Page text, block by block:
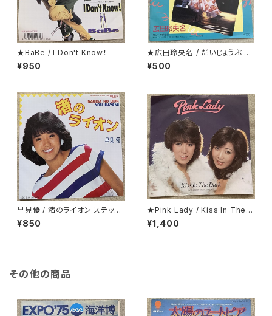
★BaBe / I Don't Know！
¥950
★広田玲央名 / だいじょうぶ マ
イ・フレンド
¥500
早見優 / 渚のライオン ステッカ
ー・シート付
¥850
★Pink Lady / Kiss In The D
ark 折り返し歌詞カード付
¥1,400
その他の商品